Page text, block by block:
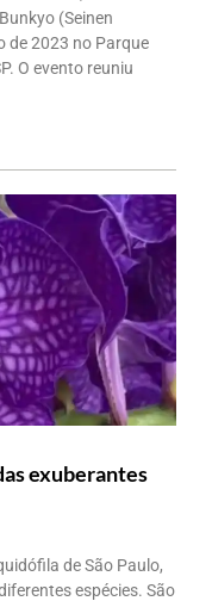
(Seinen
de 2023 no Parque
O evento reuniu
exuberantes
de São Paulo,
espécies. São